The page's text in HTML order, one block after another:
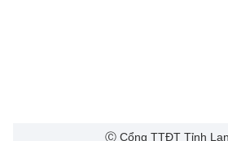
Ⓒ Cổng TTĐT Tỉnh